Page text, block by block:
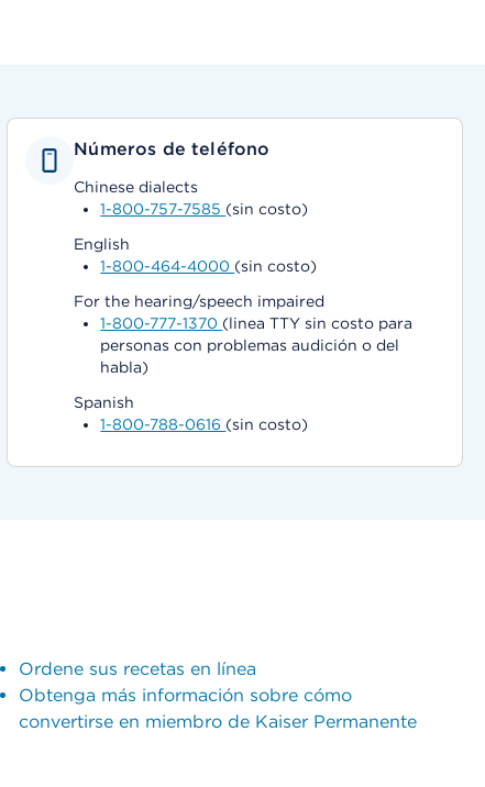
Números de teléfono
Chinese dialects
1-800-757-7585 (sin costo)
English
1-800-464-4000 (sin costo)
For the hearing/speech impaired
1-800-777-1370 (linea TTY sin costo para
personas con problemas audición o del
habla)
Spanish
1-800-788-0616 (sin costo)
Ordene sus recetas en línea
Obtenga más información sobre cómo
convertirse en miembro de Kaiser Permanente